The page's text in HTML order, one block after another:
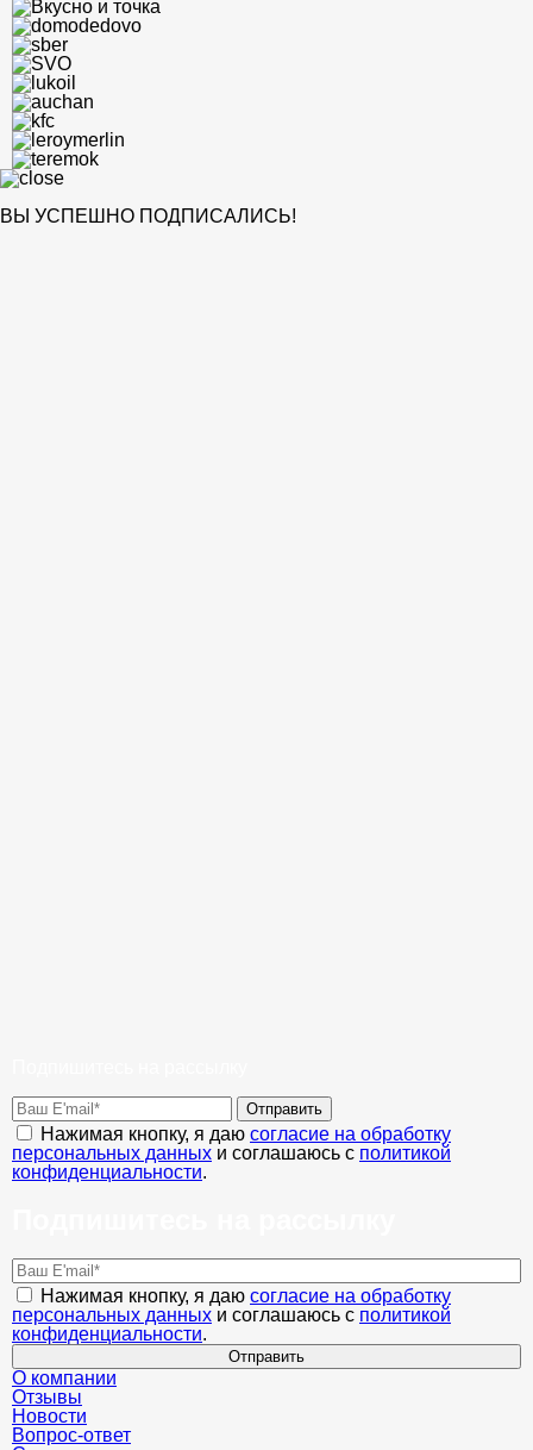
ВЫ УСПЕШНО ПОДПИСАЛИСЬ!
Отправить
Нажимая кнопку, я даю согласие на обработку
персональных данных и соглашаюсь с политикой
конфиденциальности.
Нажимая кнопку, я даю согласие на обработку
персональных данных и соглашаюсь с политикой
конфиденциальности.
Отправить
О компании
Отзывы
Новости
Вопрос-ответ